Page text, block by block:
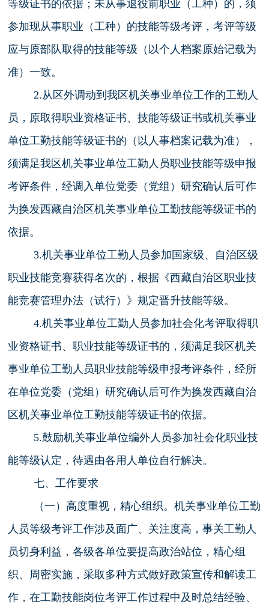
等级证书的依据；未从事退役前职业（工种）的，须
参加现从事职业（工种）的技能等级考评，考评等级
应与原部队取得的技能等级（以个人档案原始记载为
准）一致。
2.从区外调动到我区机关事业单位工作的工勤人
员， 原取得职业资格证书、技能等级证书或机关事业
单位工勤技能等级证书的（以人事档案记载为准），
须满足我区机关事业单位工勤人员职业技能等级申报
考评条件，经调入单位党委（党组）研究确认后可作
为换发西藏自治区机关事业单位工勤技能等级证书的
依据。
3.机关事业单位工勤人员参加国家级、自治区级
职业技能竞赛获得名次的，根据《西藏自治区职业技
能竞赛管理办法（试行）》规定晋升技能等级。
4.机关事业单位工勤人员参加社会化考评取得职
业资格证书、职业技能等级证书的，须满足我区机关
事业单位工勤人员职业技能等级申报考评条件，经所
在单位党委（党组）研究确认后可作为换发西藏自治
区机关事业单位工勤技能等级证书的依据。
5.鼓励机关事业单位编外人员参加社会化职业技
能等级认定，待遇由各用人单位自行解决。
七、工作要求
（一）高度重视，精心组织。机关事业单位工勤
人员等级考评工作涉及面广、关注度高，事关工勤人
员切身利益，各级各单位要提高政治站位，精心组
织、周密实施，采取多种方式做好政策宣传和解读工
作，在工勤技能岗位考评工作过程中及时总结经验、